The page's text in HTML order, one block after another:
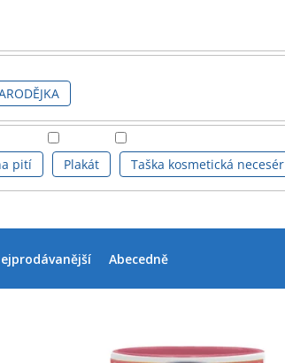
pití Plakát Taška kosmetická necesér
Abecedně